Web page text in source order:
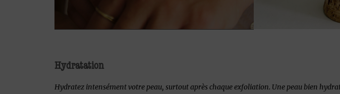
Hydratation
Hydratez intensément votre peau, surtout après chaque exfoliation. Une peau bien